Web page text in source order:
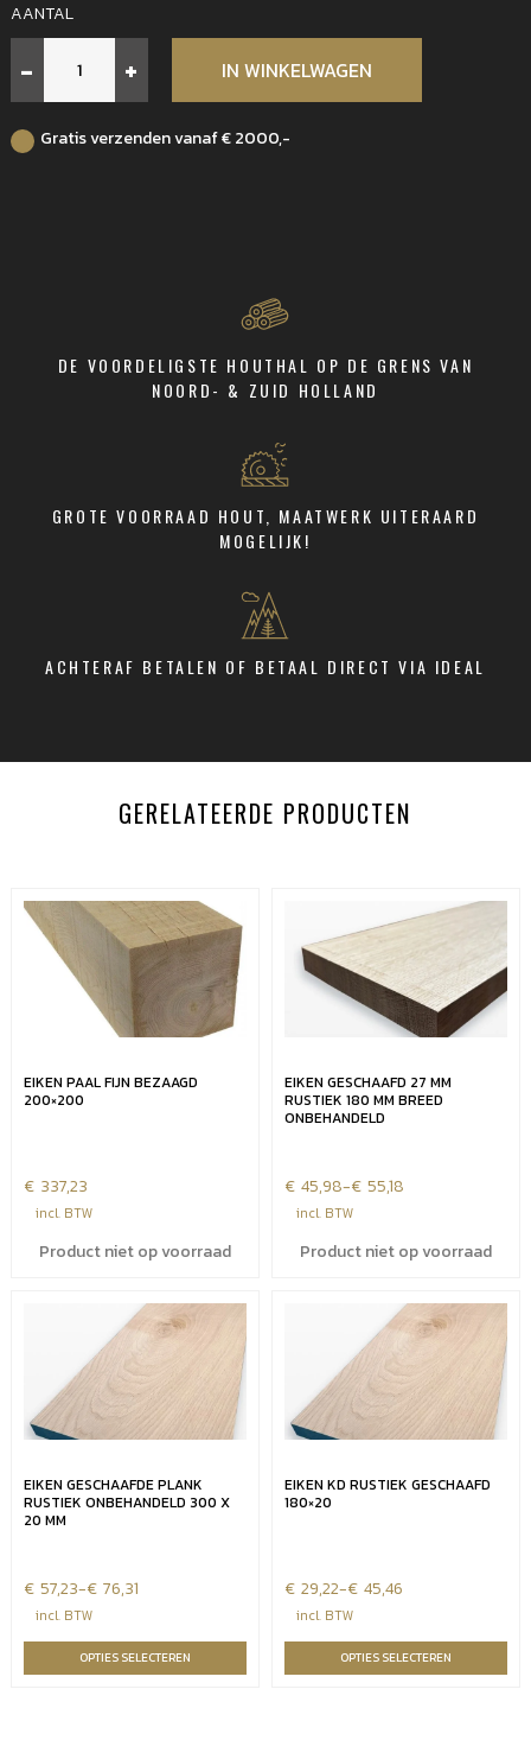
AANTAL
-
eiken
bovenblad
cm
+ IN WINKELWAGEN
Gratis verzenden vanaf € 2000,-
DE VOORDELIGSTE HOUTHAL OP DE GRENS VAN
NOORD- & ZUID HOLLAND
GROTE VOORRAAD HOUT, MAATWERK UITERAARD
MOGELIJK!
ACHTERAF BETALEN OF BETAAL DIRECT VIA IDEAL
GERELATEERDE PRODUCTEN
EIKEN PAAL FIJN BEZAAGD
200×200
€ 337,23
incl. BTW
Product niet op voorraad
EIKEN GESCHAAFD 27 MM
RUSTIEK 180 MM BREED
ONBEHANDELD
€ 45,98-€ 55,18
Prijsklasse:
€45,98
€55,18
incl. BTW
Product niet op voorraad
EIKEN GESCHAAFDE PLANK
RUSTIEK ONBEHANDELD 300 X
20 MM
€ 57,23-€ 76,31
Prijsklasse:
€57,23
tot
incl. BTW
OPTIES SELECTEREN
EIKEN KD RUSTIEK GESCHAAFD
180×20
€ 29,22-€ 45,46
Prijsklasse:
€29,22
tot
incl. BTW
OPTIES SELECTEREN